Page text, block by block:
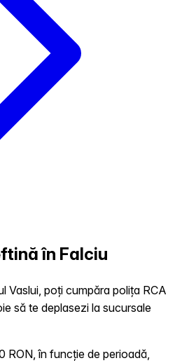
în Falciu
Vaslui, poți cumpăra polița RCA
să te deplasezi la sucursale
RON, în funcție de perioadă,